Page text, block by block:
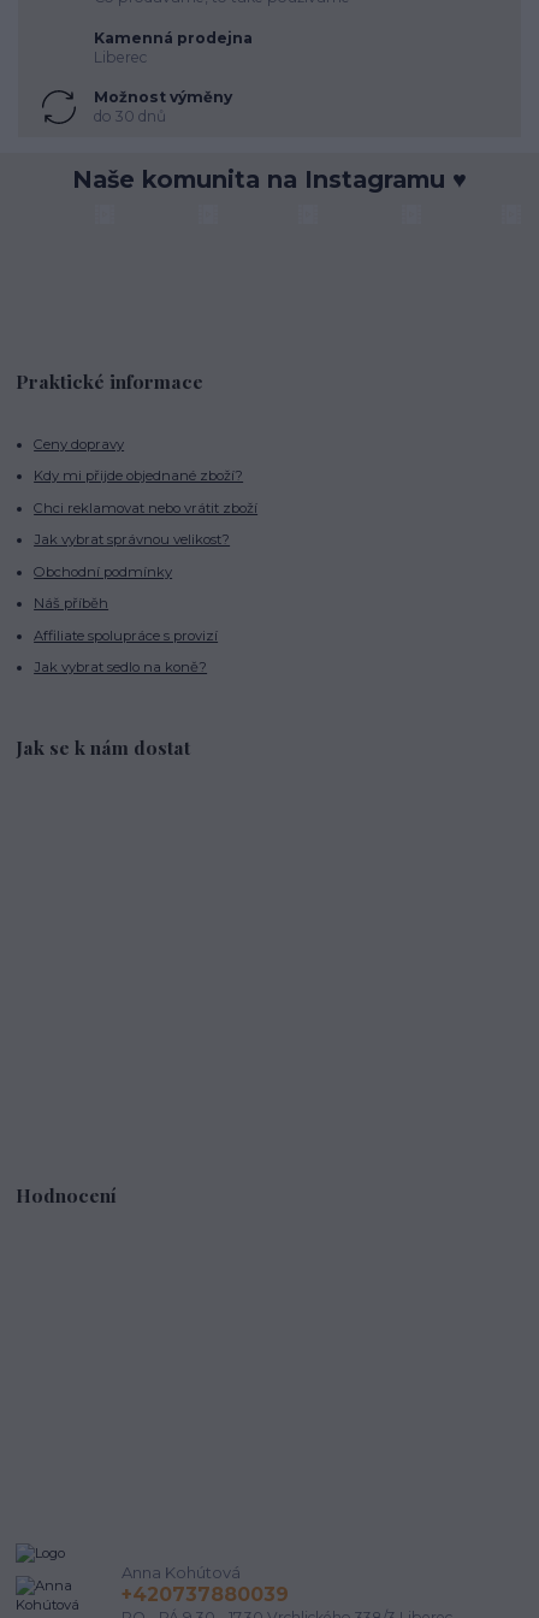
Kamenná prodejna
Liberec
Možnost výměny
do 30 dnů
Naše komunita na Instagramu ♥
Praktické informace
Ceny dopravy
Kdy mi přijde objednané zboží?
Chci reklamovat nebo vrátit zboží
Jak vybrat správnou velikost?
Obchodní podmínky
Náš příběh
Affiliate spolupráce s provizí
Jak vybrat sedlo na koně?
Jak se k nám dostat
Hodnocení
Anna Kohútová
+420737880039